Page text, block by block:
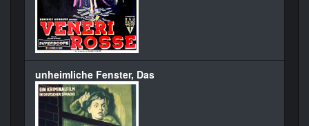
unheimliche Fenster, Das